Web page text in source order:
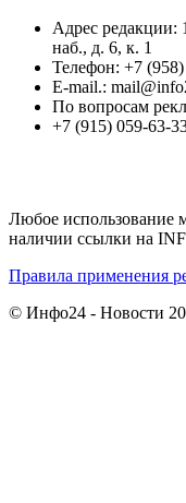
Адрес редакции:
наб., д. 6, к. 1
Телефон: +7
E-mail.:
По вопросам
+7 (915) 059-63-
Любое использование
наличии ссылки на
Правила применения
© Инфо24 - Новости